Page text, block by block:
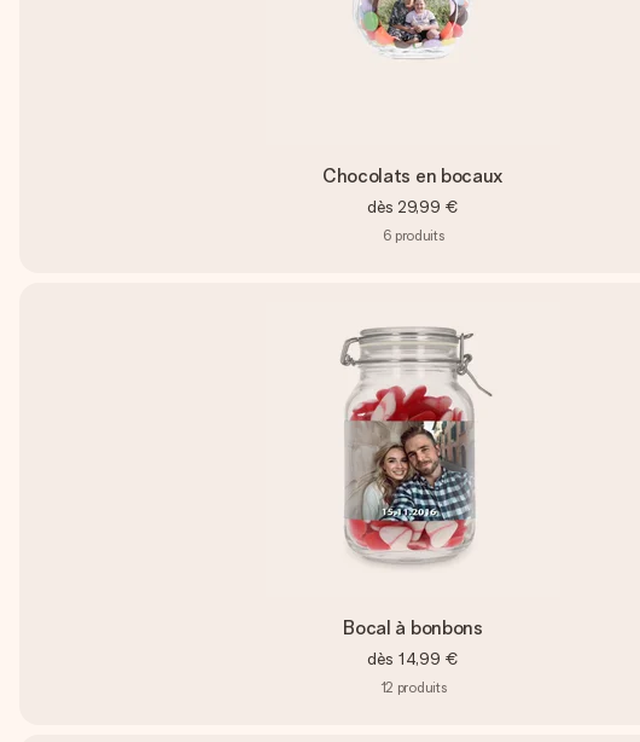
Chocolats en bocaux
dès 29,99 €
6 produits
Bocal à bonbons
dès 14,99 €
12 produits